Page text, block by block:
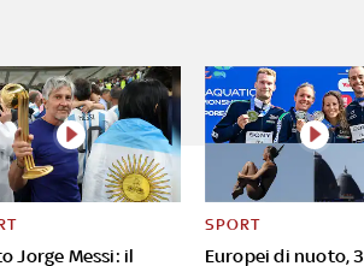
Jorge Messi: il Europei di nuoto, 3
SPORT